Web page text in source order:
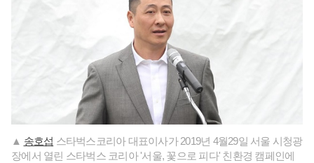
▲ 송호섭 스타벅스코리아 대표이사가 2019년 4월29일 서울 시청광
장에서 열린 스타벅스 코리아 '서울, 꽃으로 피다' 친환경 캠페인에